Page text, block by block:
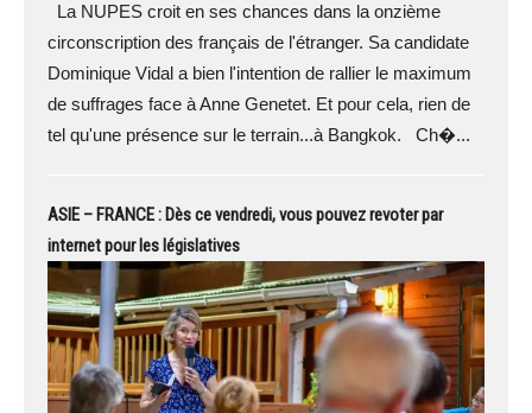
La NUPES croit en ses chances dans la onzième
circonscription des français de l'étranger. Sa candidate
Dominique Vidal a bien l'intention de rallier le maximum
de suffrages face à Anne Genetet. Et pour cela, rien de
tel qu'une présence sur le terrain...à Bangkok. Ch�...
ASIE – FRANCE : Dès ce vendredi, vous pouvez revoter par
internet pour les législatives